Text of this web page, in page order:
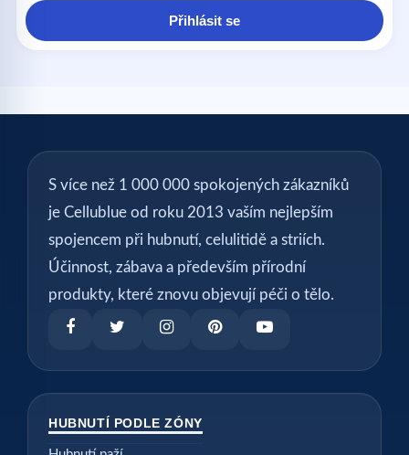
Přihlásit se
S více než 1 000 000 spokojených zákazníků
je Cellublue od roku 2013 vaším nejlepším
spojencem při hubnutí, celulitidě a striích.
Účinnost, zábava a především přírodní
produkty, které znovu objevují péči o tělo.
HUBNUTÍ PODLE ZÓNY